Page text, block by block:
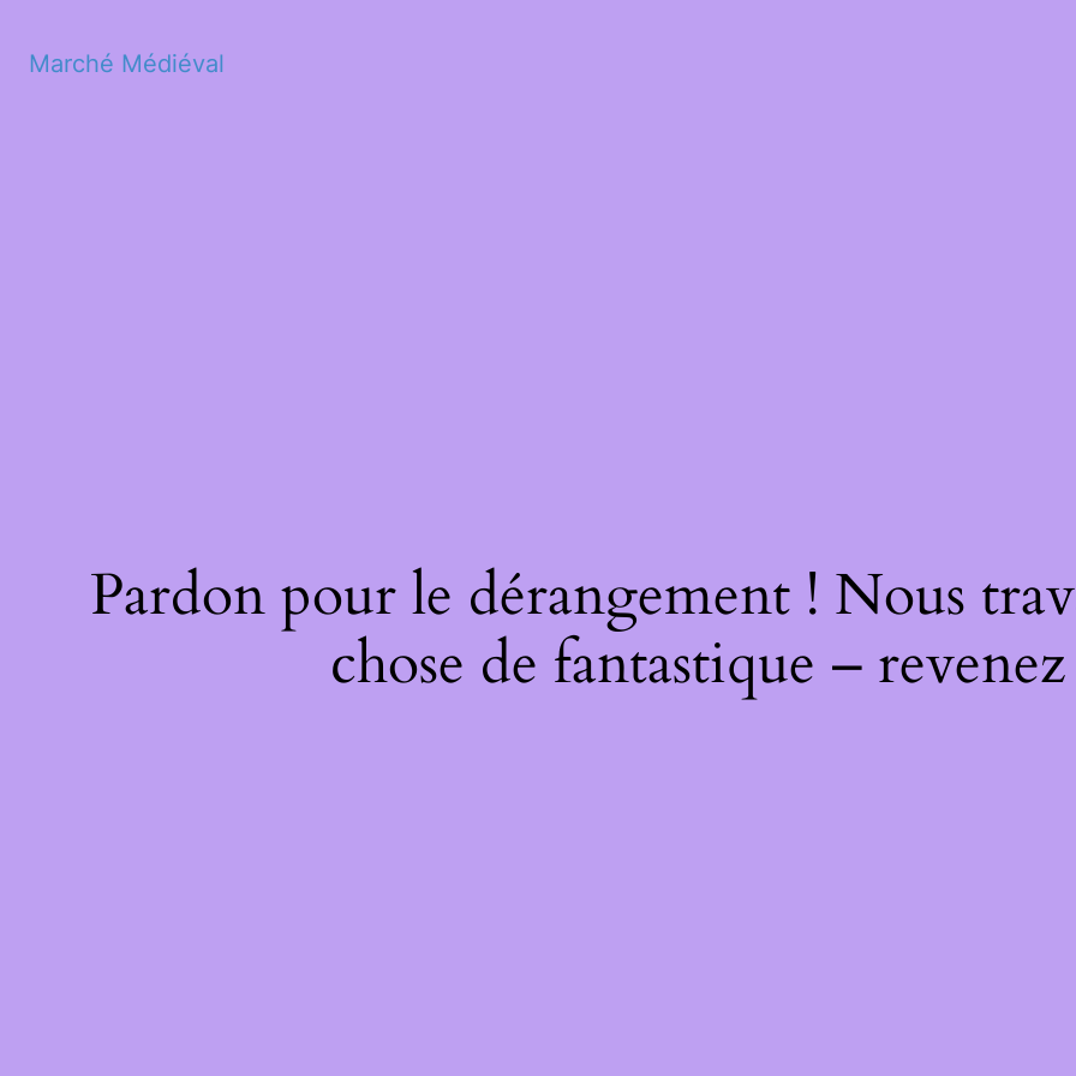
Marché Médiéval
Pardon pour le dérangement ! Nous
chose de fantastique –